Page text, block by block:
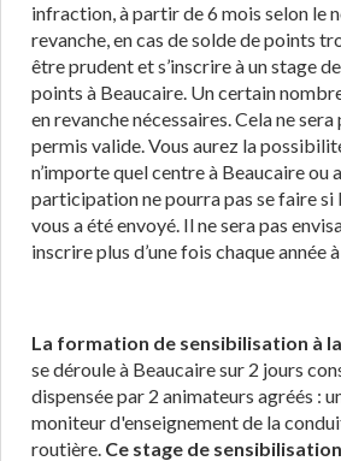
infraction, à partir de 6 mois selon le
revanche, en cas de solde de points
être prudent et s’inscrire à un stage
points à Beaucaire. Un certain
en revanche nécessaires. Cela ne sera
permis valide. Vous aurez la
n’importe quel centre à Beaucaire ou
participation ne pourra pas se faire si
vous a été envoyé. Il ne sera pas
inscrire plus d’une fois chaque année
La formation de sensibilisation à
se déroule à Beaucaire sur 2 jours
dispensée par 2 animateurs agréés :
moniteur d'enseignement de la
routière. Ce stage de